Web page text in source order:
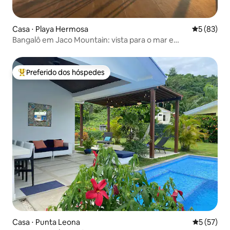
Casa ⋅ Playa Hermosa 5 de uma
5 (83)
Bangalô em Jaco Mountain: vista para o mar e
Entre os melhores preferidos dos hóspedes
Preferido dos hóspedes
Casa ⋅ Punta Leona 5 de uma
5 (57)